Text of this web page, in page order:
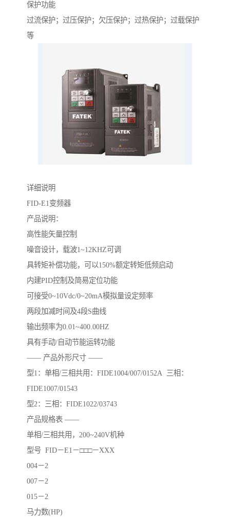
保护功能
过流保护；过压保护；欠压保护；过热保护；过载保护
等
详细说明
FID-E1变频器
产品说明：
高性能矢量控制
噪音设计，载波1~12KHZ可调
具转矩补偿功能，可以150%额定转矩低频启动
内建PID控制及简易定位功能
可接受0~10Vdc/0~20mA模拟量设定频率
两段加减时间及4段S曲线
输出频率为0.01~400.00HZ
具有手动/自动节能运转功能
—— 产品外形尺寸 ——
型1：单相/三相共用：FIDE1004/007/0152A 三相：
FIDE1007/01543
型2：三相：FIDE1022/03743
产品规格表 ——
单相/三相共用，200~240V机种
型号 FID－E1－□□□－XXX
004－2
007－2
015－2
马力数(HP)